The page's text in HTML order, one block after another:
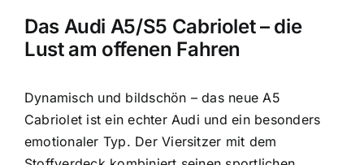
Das Audi A5/S5 Cabriolet – die
Lust am offenen Fahren
Dynamisch und bildschön – das neue A5
Cabriolet ist ein echter Audi und ein besonders
emotionaler Typ. Der Viersitzer mit dem